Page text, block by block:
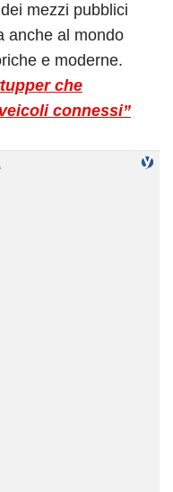
mezzi pubblici
anche al mondo
e moderne.
che
connessi”